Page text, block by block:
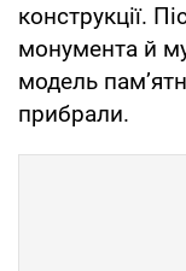
конструкції.
монумента й
модель
прибрали.